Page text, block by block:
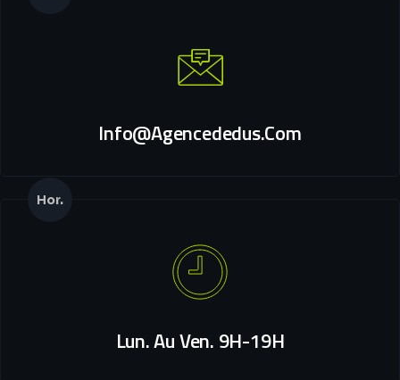
Info@agencededus.com
Hor.
Lun. Au Ven. 9H-19H